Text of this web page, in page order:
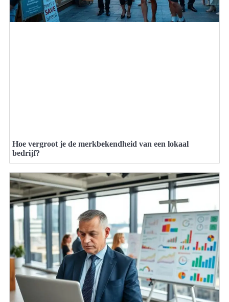
Hoe vergroot je de merkbekendheid van een lokaal
bedrijf?